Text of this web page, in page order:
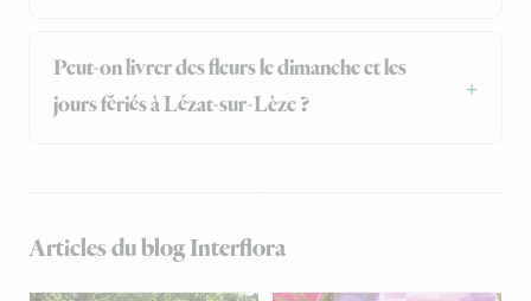
Peut-on livrer des fleurs le dimanche et les
jours fériés à Lézat-sur-Lèze ?
Articles du blog Interflora